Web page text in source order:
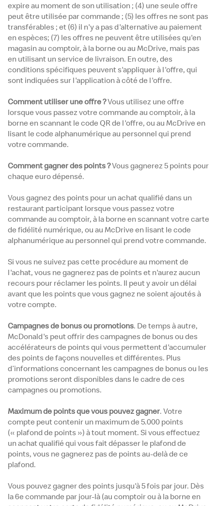
expire au moment de son utilisation ; (4) une seule offre
peut être utilisée par commande ; (5) les offres ne sont pas
transférables ; et (6) il n'y a pas d'alternative au paiement
en espèces; (7) les offres ne peuvent être utilisées qu'en
magasin au comptoir, à la borne ou au McDrive, mais pas
en utilisant un service de livraison. En outre, des
conditions spécifiques peuvent s'appliquer à l'offre, qui
sont indiquées sur l'application à côté de l'offre.
Comment utiliser une offre ?Vous utilisez une offre
lorsque vous passez votre commande au comptoir, à la
borne en scannant le code QR de l'offre, ou au McDrive en
lisant le code alphanumérique au personnel qui prend
votre commande.
Comment gagner des points ?Vous gagnerez 5 points pour
chaque euro dépensé.
Vous gagnez des points pour un achat qualifié dans un
restaurant participant lorsque vous passez votre
commande au comptoir, à la borne en scannant votre carte
de fidélité numérique, ou au McDrive en lisant le code
alphanumérique au personnel qui prend votre commande.
Si vous ne suivez pas cette procédure au moment de
l'achat, vous ne gagnerez pas de points et n'aurez aucun
recours pour réclamer les points. Il peut y avoir un délai
avant que les points que vous gagnez ne soient ajoutés à
votre compte.
Campagnes de bonus ou promotions. De temps à autre,
McDonald's peut offrir des campagnes de bonus ou des
accélérateurs de points qui vous permettent d'accumuler
des points de façons nouvelles et différentes. Plus
d’informations concernant les campagnes de bonus ou les
promotions seront disponibles dans le cadre de ces
campagnes ou promotions.
Maximum de points que vous pouvez gagner. Votre
compte peut contenir un maximum de 5.000 points
(« plafond de points ») à tout moment. Si vous effectuez
un achat qualifié qui vous fait dépasser le plafond de
points, vous ne gagnerez pas de points au-delà de ce
plafond.
Vous pouvez gagner des points jusqu'à 5 fois par jour. Dès
la 6e commande par jour-là (au comptoir ou à la borne en